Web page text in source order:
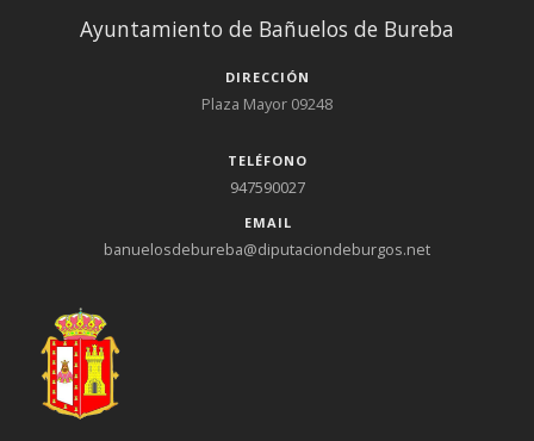
Ayuntamiento de Bañuelos de Bureba
DIRECCIÓN
Plaza Mayor 09248
TELÉFONO
947590027
EMAIL
banuelosdebureba@diputaciondeburgos.net